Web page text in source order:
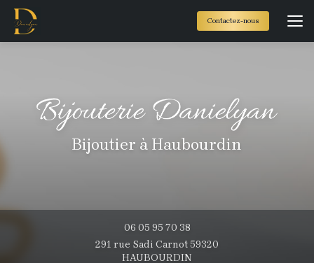
Aller
contenu
Contactez-nous
Bijoutier à Haubourdin
06 05 95 70 38
291 rue Sadi Carnot 59320
HAUBOURDIN